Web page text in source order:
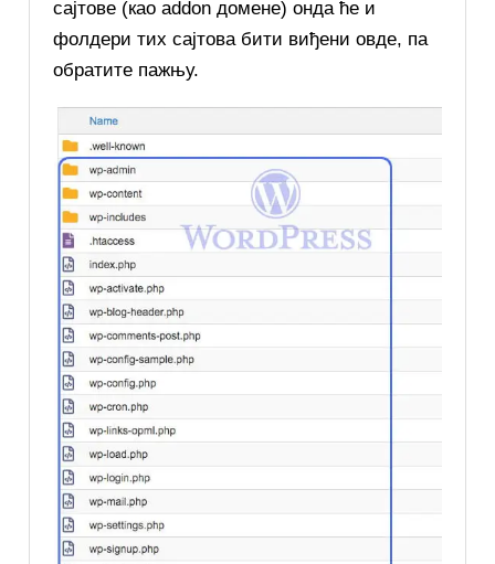
сајтове (као addon домене) онда ће и
фолдери тих сајтова бити виђени овде, па
обратите пажњу.